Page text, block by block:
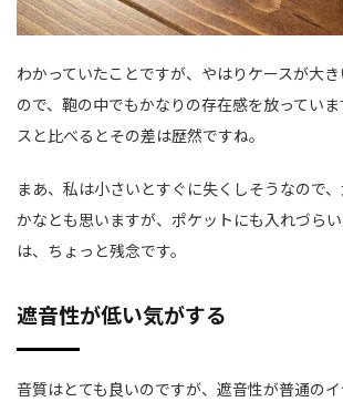
わかっていたことですが、やはりケースが大
ので、鞄の中でもかなりの存在感を放ってい
スと比べるとその差は歴然ですね。
まあ、私は小さいとすぐに失くしそうなので
かなとも思いますが、ポケットにも入れづら
は、ちょっと残念です。
遮音性が低い気がする
音質はとても良いのですが、遮音性が普通の